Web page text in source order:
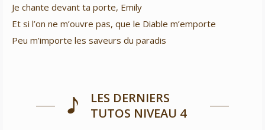
Je chante devant ta porte, Emily
Et si l’on ne m’ouvre pas, que le Diable m’emporte
Peu m’importe les saveurs du paradis
LES DERNIERS
TUTOS NIVEAU 4